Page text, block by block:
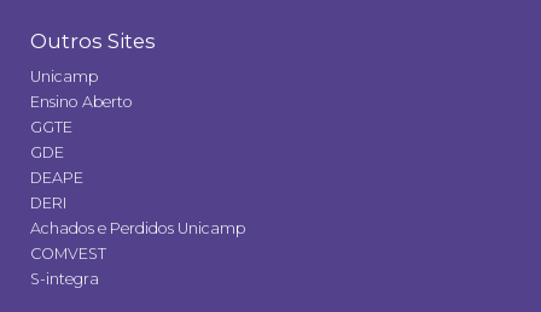
Outros Sites
Unicamp
Ensino Aberto
GGTE
GDE
DEAPE
DERI
Achados e Perdidos Unicamp
COMVEST
S-integra